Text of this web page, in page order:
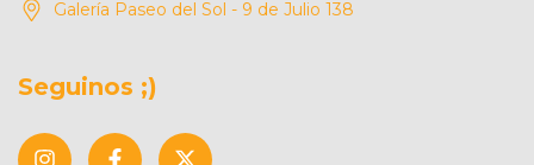
Galería Paseo del Sol - 9 de Julio 138
Seguinos ;)